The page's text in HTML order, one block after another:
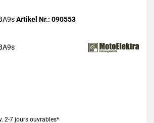
Artikel Nr.: 090553
2-7 jours ouvrables*